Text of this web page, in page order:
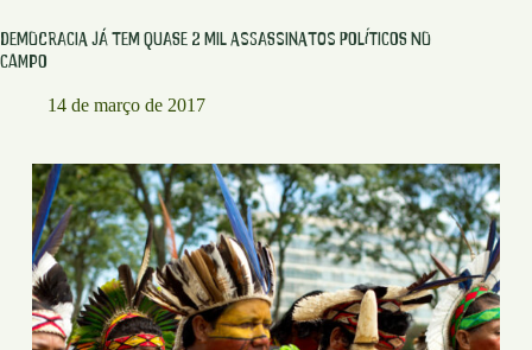
Democracia já tem quase 2 mil assassinatos políticos no
campo
14 de março de 2017